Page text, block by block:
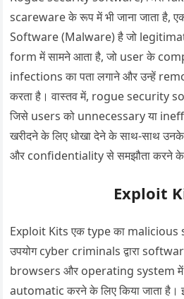
scareware के रूप में भी जाना जाता है,
Software (Malware) है जो
form में सामने आता है, जो user के
infections का पता लगाने और उन्हें
करता है। वास्तव में, rogue security
जिसे users को unnecessary या
खरीदने के लिए धोखा देने के साथ-साथ
और confidentiality से समझौता करने के
Exploit
Exploit Kits एक type का malicious
उपयोग cyber criminals द्वारा
browsers और operating system में
automatic करने के लिए किया जाता